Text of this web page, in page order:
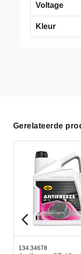
Voltage
Kleur
Gerelateerde
134.34678